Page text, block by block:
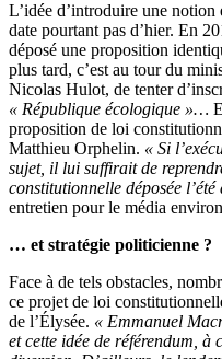
L’idée d’introduire une
date pourtant pas d’hier. En
déposé une proposition
plus tard, c’est au tour du
Nicolas Hulot, de tenter
« République écologique »…
proposition de loi
Matthieu Orphelin. « Si
sujet, il lui suffirait de
constitutionnelle déposée
entretien pour le média
… et stratégie politicienne ?
Face à de tels obstacles,
ce projet de loi
de l’Élysée. « Emmanuel
et cette idée de référendum, à